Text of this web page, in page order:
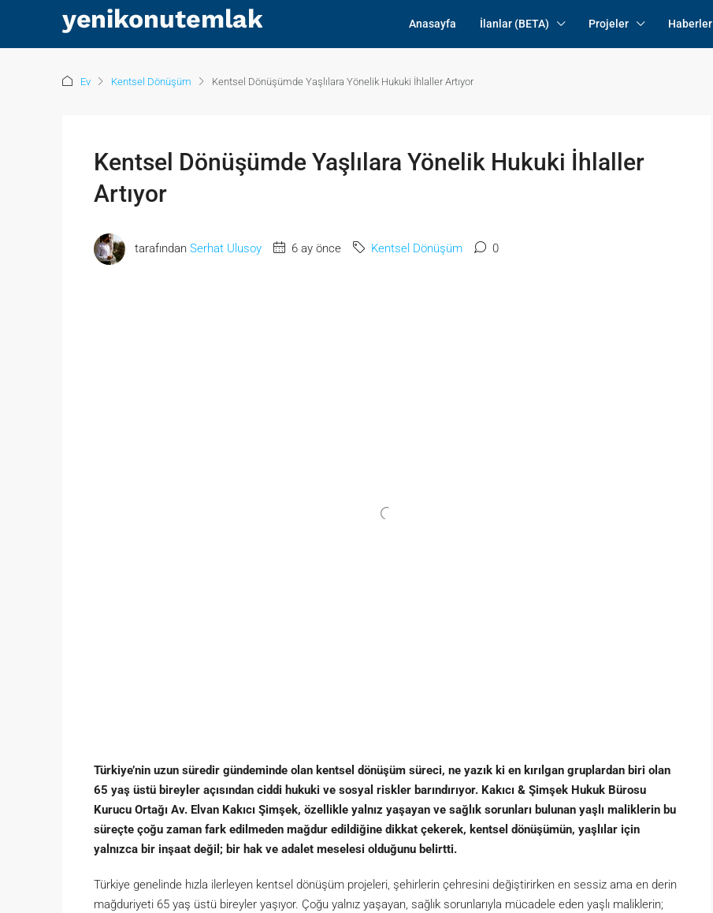
Anasayfa İlanlar (BETA) Projeler Haberler
Ev Kentsel Dönüşüm Kentsel Dönüşümde Yaşlılara Yönelik Hukuki İhlaller Artıyor
Kentsel Dönüşümde Yaşlılara Yönelik Hukuki İhlaller
Artıyor
tarafından Serhat Ulusoy 6 ay önce Kentsel Dönüşüm 0
Türkiye’nin uzun süredir gündeminde olan kentsel dönüşüm süreci, ne yazık ki en kırılgan gruplardan biri olan
65 yaş üstü bireyler açısından ciddi hukuki ve sosyal riskler barındırıyor. Kakıcı & Şimşek Hukuk Bürosu
Kurucu Ortağı Av. Elvan Kakıcı Şimşek, özellikle yalnız yaşayan ve sağlık sorunları bulunan yaşlı maliklerin bu
süreçte çoğu zaman fark edilmeden mağdur edildiğine dikkat çekerek, kentsel dönüşümün, yaşlılar için
yalnızca bir inşaat değil; bir hak ve adalet meselesi olduğunu belirtti.
Türkiye genelinde hızla ilerleyen kentsel dönüşüm projeleri, şehirlerin çehresini değiştirirken en sessiz ama en derin
mağduriyeti 65 yaş üstü bireyler yaşıyor. Çoğu yalnız yaşayan, sağlık sorunlarıyla mücadele eden yaşlı maliklerin;